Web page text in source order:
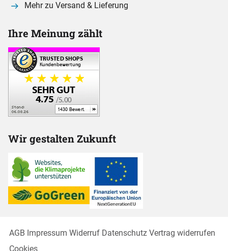
Mehr zu Versand & Lieferung
Ihre Meinung zählt
Wir gestalten Zukunft
AGB Impressum Widerruf Datenschutz Vertrag widerrufen
Cookies